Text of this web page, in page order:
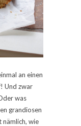
an einen
Und zwar
was
grandiosen
nämlich, wie